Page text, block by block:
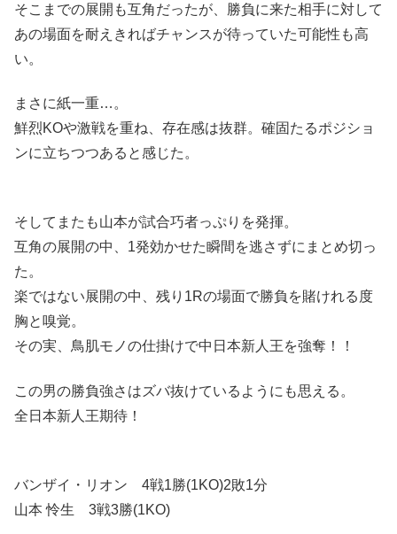
そこまでの展開も互角だったが、勝負に来た相手に対して
あの場面を耐えきればチャンスが待っていた可能性も高
い。
まさに紙一重…。
鮮烈KOや激戦を重ね、存在感は抜群。確固たるポジショ
ンに立ちつつあると感じた。
そしてまたも山本が試合巧者っぷりを発揮。
互角の展開の中、1発効かせた瞬間を逃さずにまとめ切っ
た。
楽ではない展開の中、残り1Rの場面で勝負を賭けれる度
胸と嗅覚。
その実、鳥肌モノの仕掛けで中日本新人王を強奪！！
この男の勝負強さはズバ抜けているようにも思える。
全日本新人王期待！
バンザイ・リオン 4戦1勝(1KO)2敗1分
山本 怜生 3戦3勝(1KO)